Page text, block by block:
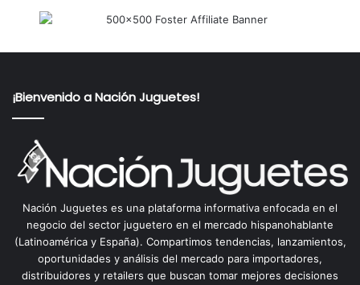
¡Bienvenido a Nación Juguetes!
Nación Juguetes es una plataforma informativa enfocada en el
negocio del sector juguetero en el mercado hispanohablante
(Latinoamérica y España). Compartimos tendencias, lanzamientos,
oportunidades y análisis del mercado para importadores,
distribuidores y retailers que buscan tomar mejores decisiones